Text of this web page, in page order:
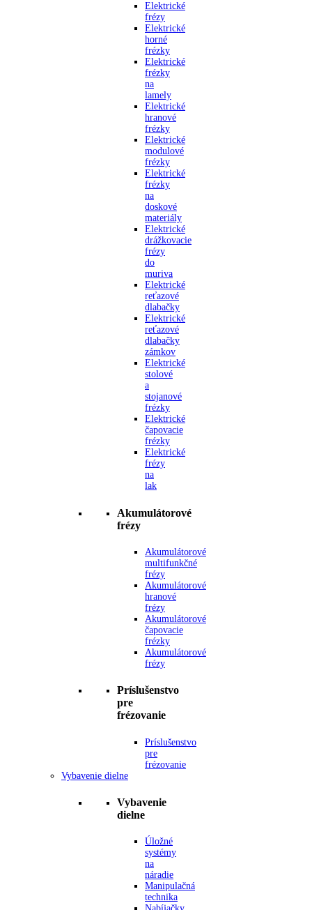
Elektrické
frézy
Elektrické
horné
frézky
Elektrické
frézky
na
lamely
Elektrické
hranové
frézky
Elektrické
modulové
frézky
Elektrické
frézky
na
doskové
materiály
Elektrické
drážkovacie
frézy
do
muriva
Elektrické
reťazové
dlabačky
Elektrické
reťazové
dlabačky
zámkov
Elektrické
stolové
a
stojanové
frézky
Elektrické
čapovacie
frézky
Elektrické
frézy
na
lak
Akumulátorové
frézy
Akumulátorové
multifunkčné
frézy
Akumulátorové
hranové
frézy
Akumulátorové
čapovacie
frézky
Akumulátorové
frézy
Príslušenstvo
pre
frézovanie
Príslušenstvo
pre
frézovanie
Vybavenie dielne
Vybavenie
dielne
Úložné
systémy
na
náradie
Manipulačná
technika